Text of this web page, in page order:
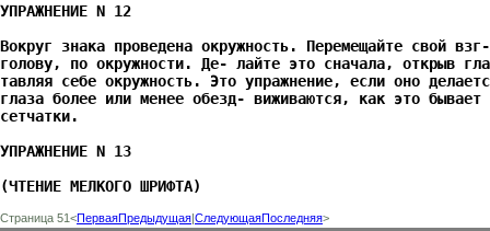
УПРАЖНЕНИЕ N 12
Вокруг знака проведена окружность. Перемещайте свой
голову, по окружности. Де- лайте это сначала, открыв
тавляя себе окружность. Это упражнение, если оно
глаза более или менее обезд- виживаются, как это бывает
сетчатки.
УПРАЖНЕНИЕ N 13
(ЧТЕНИЕ МЕЛКОГО ШРИФТА)
Страница 51<ПерваяПредыдущая|СледующаяПоследняя>